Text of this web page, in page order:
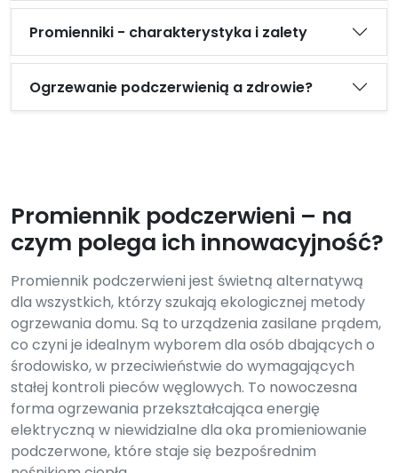
Promienniki - charakterystyka i zalety
Ogrzewanie podczerwienią a zdrowie?
Promiennik podczerwieni – na
czym polega ich innowacyjność?
Promiennik podczerwieni jest świetną alternatywą
dla wszystkich, którzy szukają ekologicznej metody
ogrzewania domu. Są to urządzenia zasilane prądem,
co czyni je idealnym wyborem dla osób dbających o
środowisko, w przeciwieństwie do wymagających
stałej kontroli pieców węglowych. To nowoczesna
forma ogrzewania przekształcająca energię
elektryczną w niewidzialne dla oka promieniowanie
podczerwone, które staje się bezpośrednim